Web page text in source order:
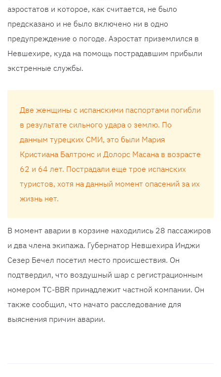
аэростатов и которое, как считается, не было
предсказано и не было включено ни в одно
предупреждение о погоде. Аэростат приземлился в
Невшехире, куда на помощь пострадавшим прибыли
экстренные службы.
Две женщины с испанскими паспортами погибли
в результате сильного удара о землю. По
данным турецких СМИ, это были Мария
Кристиана Балтронс и Долорс Масана в возрасте
62 и 64 лет. Пострадали еще трое испанских
туристов, хотя на данный момент опасений за их
жизнь нет.
В момент аварии в корзине находились 28 пассажиров
и два члена экипажа. Губернатор Невшехира Инджи
Сезер Бечел посетил место происшествия. Он
подтвердил, что воздушный шар с регистрационным
номером TC-BBR принадлежит частной компании. Он
также сообщил, что начато расследование для
выяснения причин аварии.